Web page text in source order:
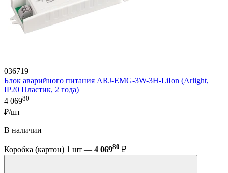
036719
Блок аварийного питания ARJ-EMG-3W-3H-LiIon (Arlight,
IP20 Пластик, 2 года)
4 06980
₽/шт
В наличии
Коробка (картон) 1 шт — 4 06980 ₽